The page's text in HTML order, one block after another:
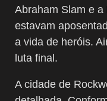
Abraham Slam e
estavam
a vida de heróis.
luta final.
A cidade de